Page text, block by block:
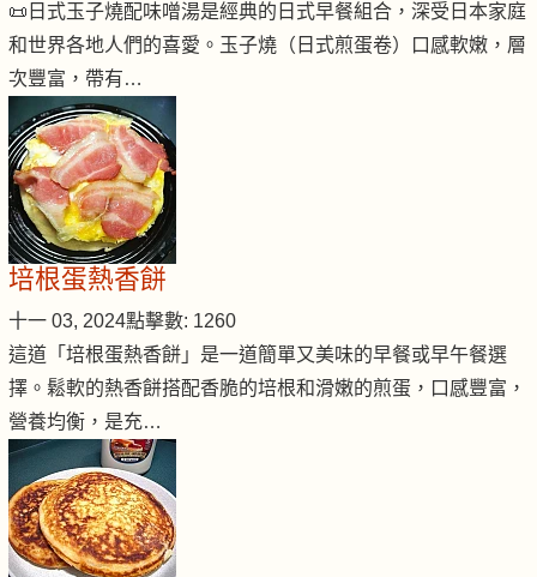
📜日式玉子燒配味噌湯是經典的日式早餐組合，深受日本家庭
和世界各地人們的喜愛。玉子燒（日式煎蛋卷）口感軟嫩，層
次豐富，帶有…
培根蛋熱香餅
十一 03, 2024點擊數: 1260
這道「培根蛋熱香餅」是一道簡單又美味的早餐或早午餐選
擇。鬆軟的熱香餅搭配香脆的培根和滑嫩的煎蛋，口感豐富，
營養均衡，是充…